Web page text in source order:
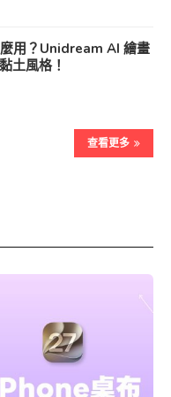
用？Unidream AI 繪畫
土風格！
查看更多